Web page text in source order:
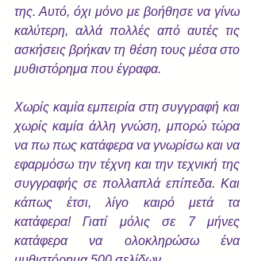
της. Αυτό, όχι μόνο με βοήθησε να γίνω
καλύτερη, αλλά πολλές από αυτές τις
ασκήσεις βρήκαν τη θέση τους μέσα στο
μυθιστόρημα που έγραφα.
Χωρίς καμία εμπειρία στη συγγραφή και
χωρίς καμία άλλη γνώση, μπορώ τώρα
να πω πως κατάφερα να γνωρίσω και να
εφαρμόσω την τέχνη και την τεχνική της
συγγραφής σε πολλαπλά επίπεδα. Και
κάπως έτσι, λίγο καιρό μετά τα
κατάφερα! Γιατί μόλις σε 7 μήνες
κατάφερα να ολοκληρώσω ένα